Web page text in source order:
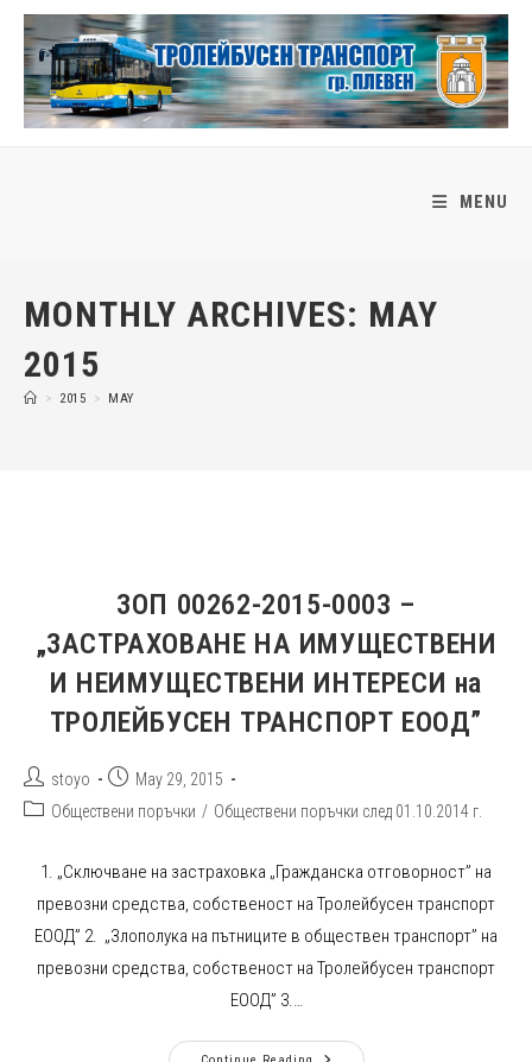
Skip
content
MENU
MONTHLY ARCHIVES: MAY
2015
> 2015 > MAY
ЗОП 00262-2015-0003 –
„ЗАСТРАХОВАНЕ НА ИМУЩЕСТВЕНИ
И НЕИМУЩЕСТВЕНИ ИНТЕРЕСИ на
ТРОЛЕЙБУСЕН ТРАНСПОРТ ЕООД”
Post
author:
stoyo
PostMay 29, 2015
PostОбществени поръчки / Обществени поръчки след 01.10.2014 г.
1. „Сключване на застраховка „Гражданска отговорност” на
превозни средства, собственост на Тролейбусен транспорт
ЕООД” 2. „Злополука на пътниците в обществен транспорт” на
превозни средства, собственост на Тролейбусен транспорт
ЕООД” 3.…